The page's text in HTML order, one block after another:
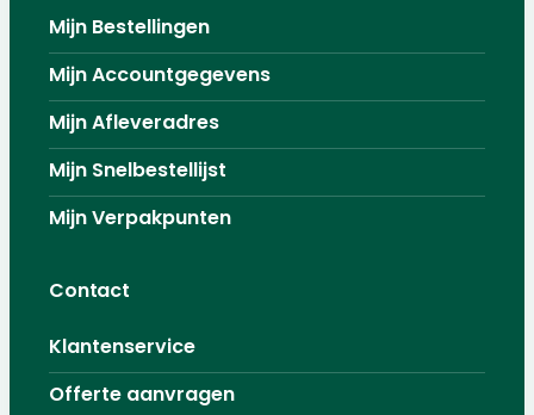
Mijn Bestellingen
Mijn Accountgegevens
Mijn Afleveradres
Mijn Snelbestellijst
Mijn Verpakpunten
Contact
Klantenservice
Offerte aanvragen